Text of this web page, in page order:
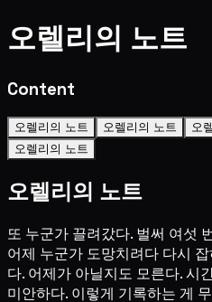
오렐리의 노트
Content
오렐리의 노트 오렐리의 노트 오
오렐리의 노트
오렐리의 노트
또 누군가 끌려갔다. 벌써 여섯
어제 누군가 도망치려다 다시
다. 어제가 아닐지도 모른다. 시
미안하다. 이렇게 기록하는 게